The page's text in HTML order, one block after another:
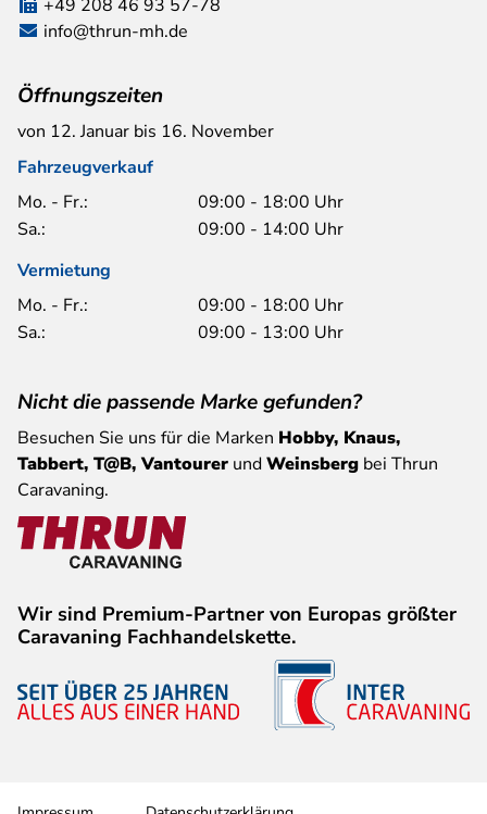
+49 208 46 93 57-78
info@thrun-mh.de
Öffnungszeiten
von 12. Januar bis 16. November
Fahrzeugverkauf
Mo. - Fr.:
09:00 - 18:00 Uhr
Sa.:
09:00 - 14:00 Uhr
Vermietung
Mo. - Fr.:
09:00 - 18:00 Uhr
Sa.:
09:00 - 13:00 Uhr
Nicht die passende Marke gefunden?
Besuchen Sie uns für die Marken Hobby, Knaus,
Tabbert, T@B, Vantourer undWeinsberg bei Thrun
Caravaning.
Wir sind Premium-Partner von Europas größter
Caravaning Fachhandelskette.